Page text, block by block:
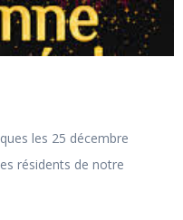
les 25 décembre
résidents de notre